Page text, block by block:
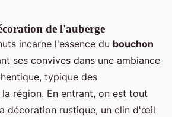
de l'auberge
incarne l'essence du bouchon
ses convives dans une ambiance
typique des
région. En entrant, on est tout
décoration rustique, un clin d'œil